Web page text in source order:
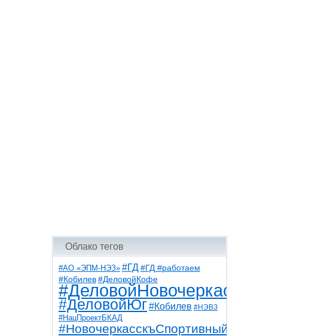
Облако тегов
#АО «ЭПМ-НЭЗ» #ГД #ГД #работаем
#Кобилев #ДеловойКофе
#ДеловойНовочеркасск
#ДеловойЮг#Кобилев #НЭВЗ
#НацПроектБКАД
#НовочеркасскъСпортивный